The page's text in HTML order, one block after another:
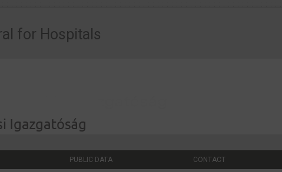
PUBLIC DATA CONTACT
for Hospitals